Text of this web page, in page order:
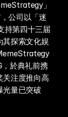
」
公司以「迷
持第四十三届
其探索文化娱
於典礼前携
关注度推向高
光量已突破